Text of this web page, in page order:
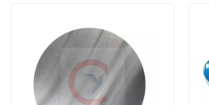
алюминиевая катушка листа
Алюминиевая круглая труба